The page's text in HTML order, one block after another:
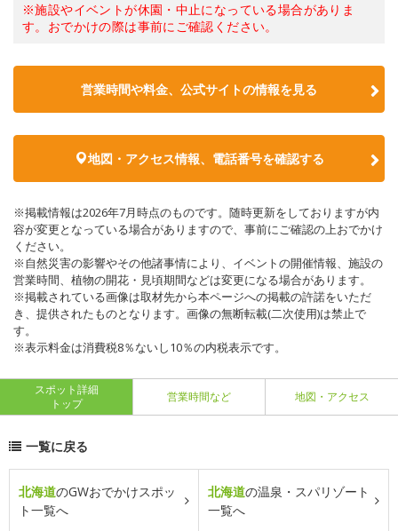
※施設やイベントが休園・中止になっている場合がありま
す。おでかけの際は事前にご確認ください。
営業時間や料金、公式サイトの情報を見る
地図・アクセス情報、電話番号を確認する
※掲載情報は2026年7月時点のものです。随時更新をしておりますが内
容が変更となっている場合がありますので、事前にご確認の上おでかけ
ください。
※自然災害の影響やその他諸事情により、イベントの開催情報、施設の
営業時間、植物の開花・見頃期間などは変更になる場合があります。
※掲載されている画像は取材先から本ページへの掲載の許諾をいただ
き、提供されたものとなります。画像の無断転載(二次使用)は禁止で
す。
※表示料金は消費税8％ないし10％の内税表示です。
スポット詳細
トップ
営業時間など 地図・アクセス
一覧に戻る
北海道のGWおでかけスポッ
ト一覧へ
北海道の温泉・スパリゾート
一覧へ